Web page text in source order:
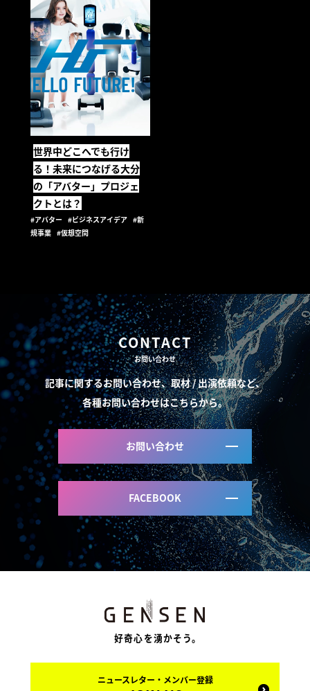
世界中どこへでも行け
る！未来につなげる大分
の「アバター」プロジェ
クトとは？
#アバター #ビジネスアイデア #新
規事業 #仮想空間
CONTACT
お問い合わせ
記事に関するお問い合わせ、取材 / 出演依頼など、
各種お問い合わせはこちらから。
お問い合わせ
FACEBOOK
好奇心を湧かそう。
ニュースレター・メンバー登録